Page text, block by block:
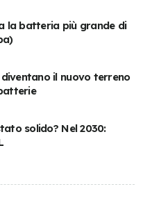
la batteria più grande di
il nuovo terreno
solido? Nel 2030: